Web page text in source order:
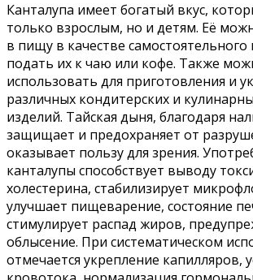
Канталупа имеет богатый вкус,
только взрослым, но и детям. Её
в пищу в качестве самостоятельного
подать их к чаю или кофе. Также
использовать для приготовления и
различных кондитерских и
изделий. Тайская дыня, благодаря
защищает и предохраняет от
оказывает пользу для зрения.
канталупы способствует выводу
холестерина, стабилизирует
улучшает пищеварение, состояние
стимулирует распад жиров,
облысение. При систематическом
отмечается укрепление капилляров,